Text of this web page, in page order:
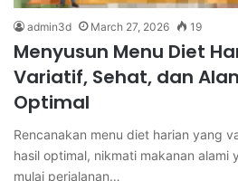
admin3d March 27, 2026 19
Menyusun Menu Diet
Variatif, Sehat, dan
Optimal
Rencanakan menu diet harian yang
hasil optimal, nikmati makanan alami
mulai perjalanan…